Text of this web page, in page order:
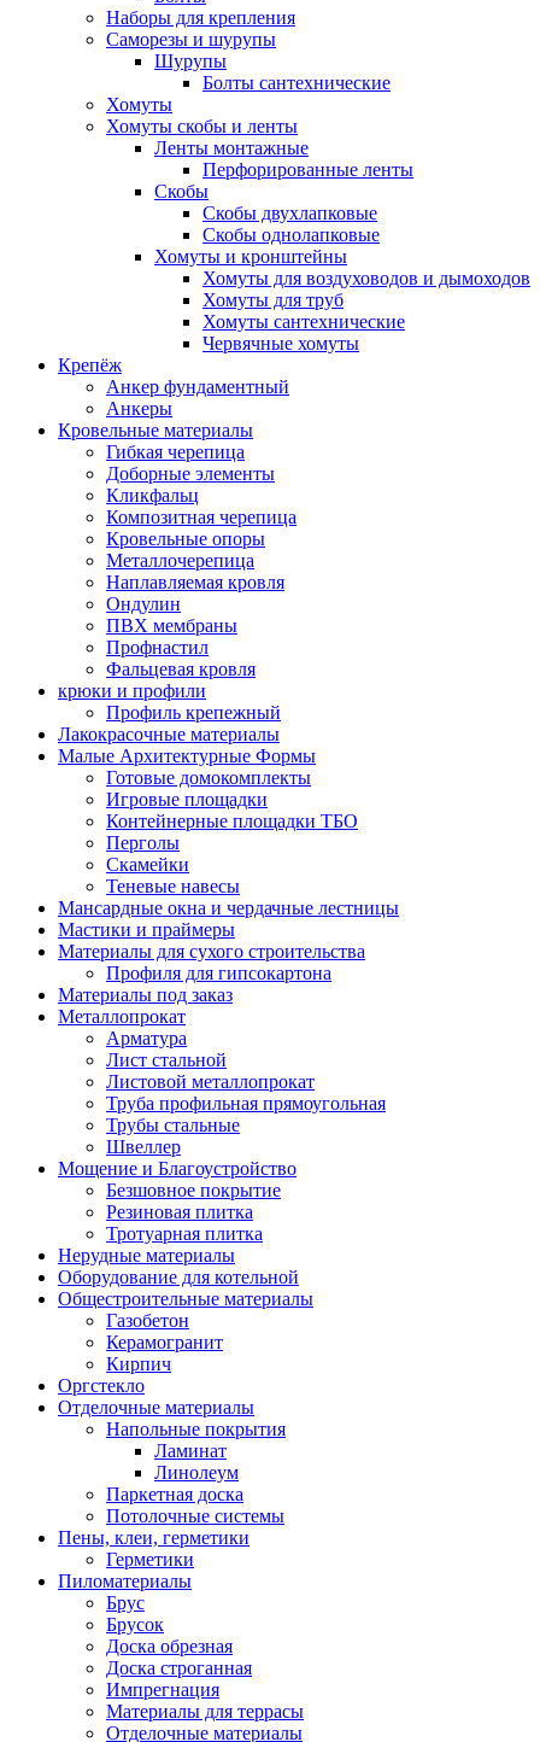
Наборы для крепления
Саморезы и шурупы
Шурупы
Болты сантехнические
Хомуты
Хомуты скобы и ленты
Ленты монтажные
Перфорированные ленты
Скобы
Скобы двухлапковые
Скобы однолапковые
Хомуты и кронштейны
Хомуты для воздуховодов и дымоходов
Хомуты для труб
Хомуты сантехнические
Червячные хомуты
Крепёж
Анкер фундаментный
Анкеры
Кровельные материалы
Гибкая черепица
Доборные элементы
Кликфальц
Композитная черепица
Кровельные опоры
Металлочерепица
Наплавляемая кровля
Ондулин
ПВХ мембраны
Профнастил
Фальцевая кровля
крюки и профили
Профиль крепежный
Лакокрасочные материалы
Малые Архитектурные Формы
Готовые домокомплекты
Игровые площадки
Контейнерные площадки ТБО
Перголы
Скамейки
Теневые навесы
Мансардные окна и чердачные лестницы
Мастики и праймеры
Материалы для сухого строительства
Профиля для гипсокартона
Материалы под заказ
Металлопрокат
Арматура
Лист стальной
Листовой металлопрокат
Труба профильная прямоугольная
Трубы стальные
Швеллер
Мощение и Благоустройство
Безшовное покрытие
Резиновая плитка
Тротуарная плитка
Нерудные материалы
Оборудование для котельной
Общестроительные материалы
Газобетон
Керамогранит
Кирпич
Оргстекло
Отделочные материалы
Напольные покрытия
Ламинат
Линолеум
Паркетная доска
Потолочные системы
Пены, клеи, герметики
Герметики
Пиломатериалы
Брус
Брусок
Доска обрезная
Доска строганная
Импрегнация
Материалы для террасы
Отделочные материалы